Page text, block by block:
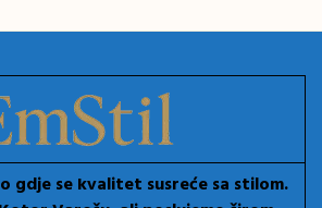
gdje se kvalitet susreće sa stilom.